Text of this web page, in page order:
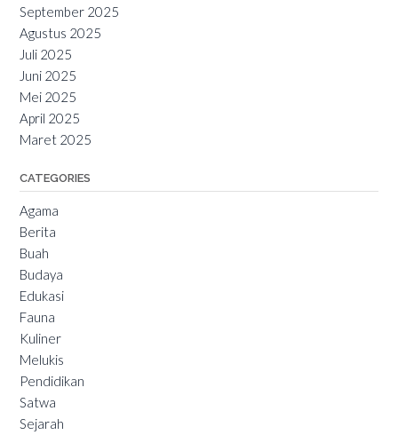
September 2025
Agustus 2025
Juli 2025
Juni 2025
Mei 2025
April 2025
Maret 2025
CATEGORIES
Agama
Berita
Buah
Budaya
Edukasi
Fauna
Kuliner
Melukis
Pendidikan
Satwa
Sejarah